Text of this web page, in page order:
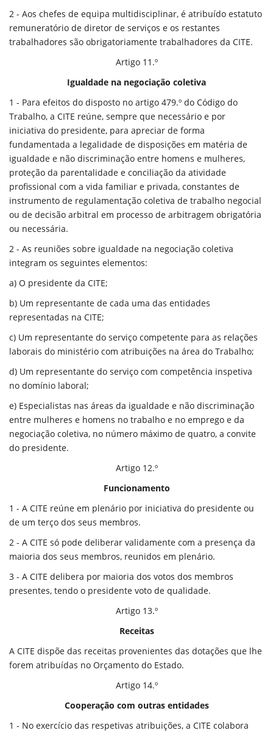
2 - Aos chefes de equipa multidisciplinar, é atribuído estatuto
remuneratório de diretor de serviços e os restantes
trabalhadores são obrigatoriamente trabalhadores da CITE.
Artigo 11.º
Igualdade na negociação coletiva
1 - Para efeitos do disposto no artigo 479.º do Código do
Trabalho, a CITE reúne, sempre que necessário e por
iniciativa do presidente, para apreciar de forma
fundamentada a legalidade de disposições em matéria de
igualdade e não discriminação entre homens e mulheres,
proteção da parentalidade e conciliação da atividade
profissional com a vida familiar e privada, constantes de
instrumento de regulamentação coletiva de trabalho negocial
ou de decisão arbitral em processo de arbitragem obrigatória
ou necessária.
2 - As reuniões sobre igualdade na negociação coletiva
integram os seguintes elementos:
a) O presidente da CITE;
b) Um representante de cada uma das entidades
representadas na CITE;
c) Um representante do serviço competente para as relações
laborais do ministério com atribuições na área do Trabalho;
d) Um representante do serviço com competência inspetiva
no domínio laboral;
e) Especialistas nas áreas da igualdade e não discriminação
entre mulheres e homens no trabalho e no emprego e da
negociação coletiva, no número máximo de quatro, a convite
do presidente.
Artigo 12.º
Funcionamento
1 - A CITE reúne em plenário por iniciativa do presidente ou
de um terço dos seus membros.
2 - A CITE só pode deliberar validamente com a presença da
maioria dos seus membros, reunidos em plenário.
3 - A CITE delibera por maioria dos votos dos membros
presentes, tendo o presidente voto de qualidade.
Artigo 13.º
Receitas
A CITE dispõe das receitas provenientes das dotações que lhe
forem atribuídas no Orçamento do Estado.
Artigo 14.º
Cooperação com outras entidades
1 - No exercício das respetivas atribuições, a CITE colabora